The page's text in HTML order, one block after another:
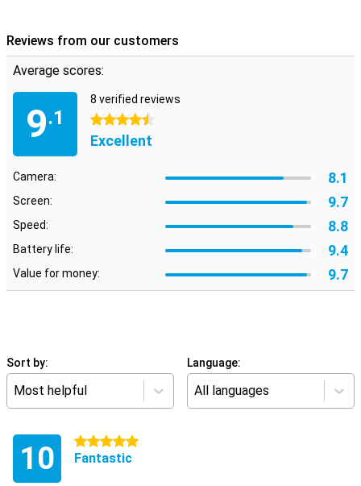
Reviews from our customers
Average scores:
9.1
8 verified reviews
4.5 stars
Excellent
Camera: 8.1
Screen: 9.7
Speed: 8.8
Battery life: 9.4
Value for money: 9.7
Sort by:
Most helpful
Language:
All languages
10 5 stars
Fantastic